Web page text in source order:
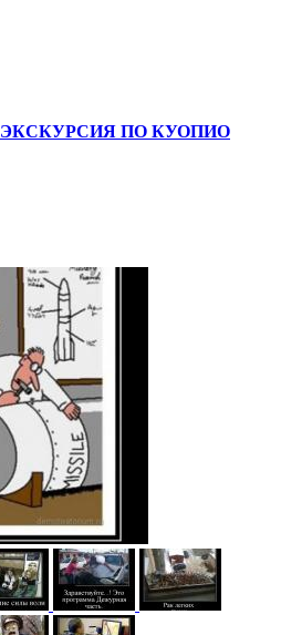
ЭКСКУРСИЯ ПО КУОПИО